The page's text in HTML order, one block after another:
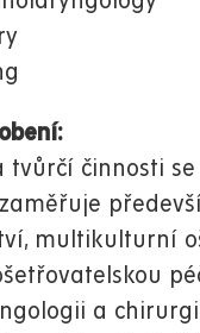
tvůrčí činnosti se
multikulturní
a